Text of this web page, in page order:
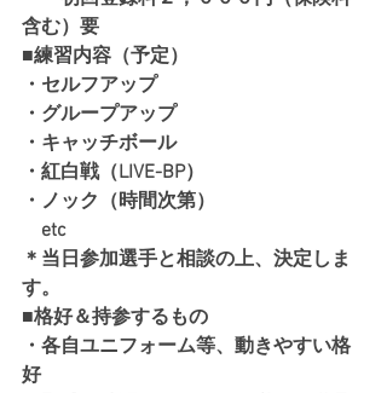
含む）要
■練習内容（予定）
・セルフアップ
・グループアップ
・キャッチボール
・紅白戦（LIVE-BP）
・ノック（時間次第）
etc
＊当日参加選手と相談の上、決定しま
す。
■格好＆持参するもの
・各自ユニフォーム等、動きやすい格
好